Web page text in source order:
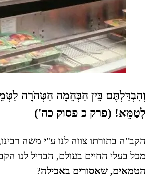
וְהִבְדַּלְתֶּם בֵּין הַבְּהֵמָה הַטְּהֹרָה
לְטַמֵּא! (פרק כ פסוק כה')
הקב"ה בתורתו צווה לנו ע"י משה
מכל בעלי החיים בעולם, הבדיל לנו
הטמאים, שאסורים באכילה?